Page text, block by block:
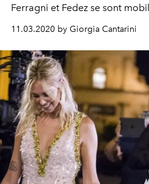
Ferragni et Fedez se sont
fonds. Et leur cagnotte
11.03.2020 by Giorgia Cantarini